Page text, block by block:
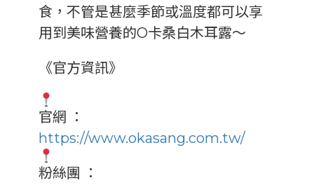
食，不管是甚麼季節或溫度都可以享
用到美味營養的O卡桑白木耳露～
《官方資訊》
官網 ：
https://www.okasang.com.tw/
粉絲團 ：